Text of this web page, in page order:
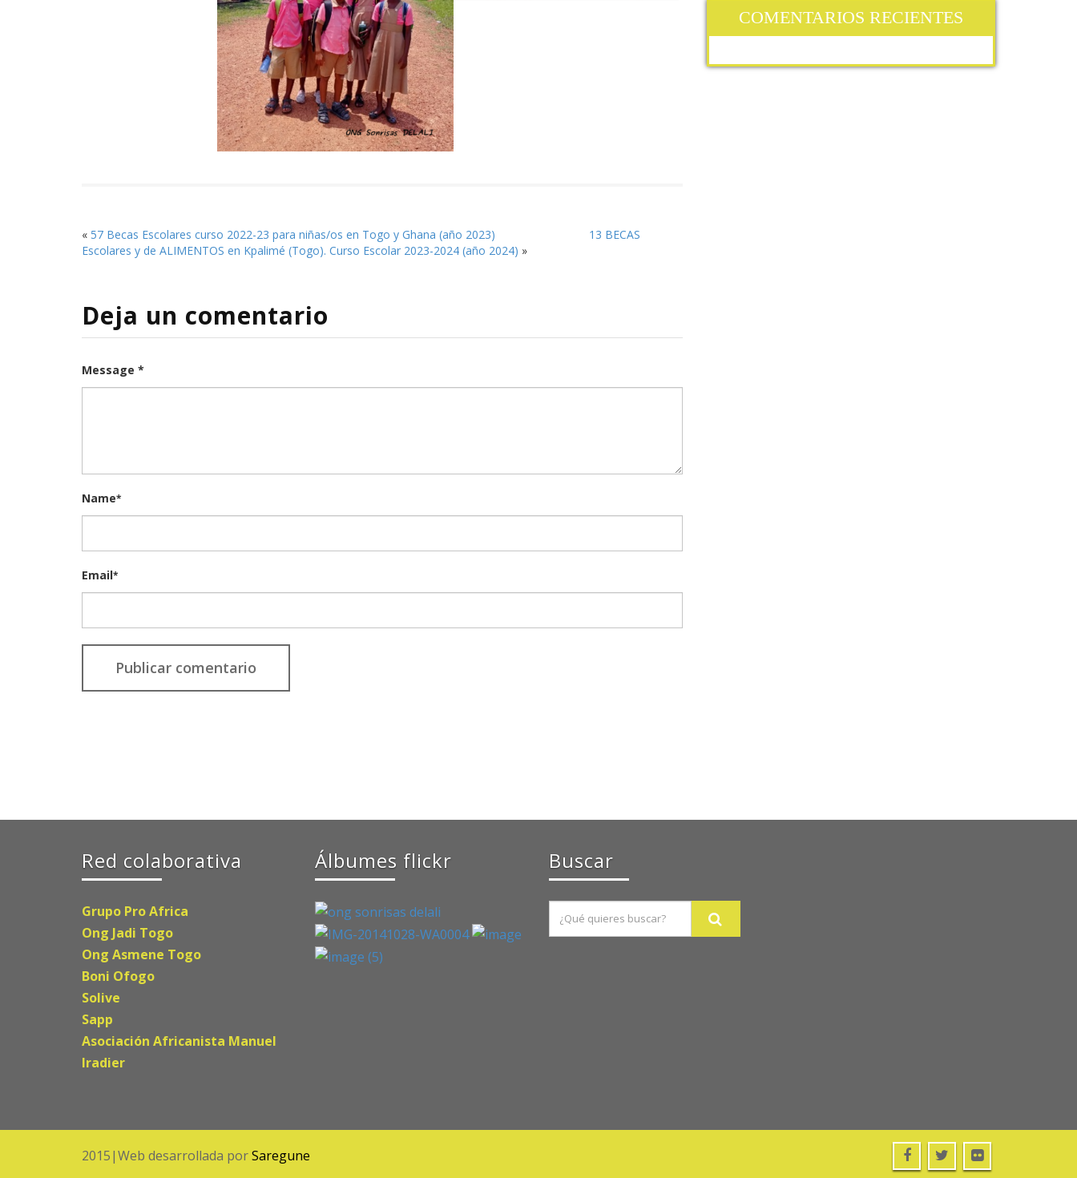
« 57 Becas Escolares curso 2022-23 para niñas/os en Togo y Ghana (año 2023)
13 BECAS
Escolares y de ALIMENTOS en Kpalimé (Togo). Curso Escolar 2023-2024 (año 2024) »
Deja un comentario
Message *
Name*
Email*
COMENTARIOS RECIENTES
Red colaborativa
Grupo Pro Africa
Ong Jadi Togo
Ong Asmene Togo
Boni Ofogo
Solive
Sapp
Asociación Africanista Manuel
Iradier
Álbumes flickr Buscar
2015|Web desarrollada porSaregune